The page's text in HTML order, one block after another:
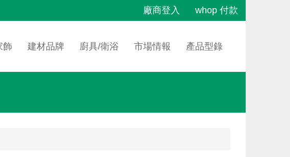
廠商登入
whop 付款
飾 建材品牌 廚具/衛浴 市場情報 產品型錄